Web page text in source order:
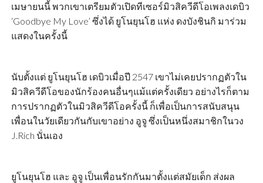
เมษายนนี้ พวกเขาเตรียมตัวเปิดทีเซอร์มิวสิควีดีโอเพลงเดบิว
‘Goodbye My Love’ ซึ่งได้ ยูโนยุนโฮ แห่ง ดงบังชินกิ มาร่วม
แสดงในครั้งนี้
นับตั้งแต่ ยูโนยุนโฮ เดบิวเมื่อปี 2547 เขาไม่เคยปรากฏตัวใน
มิวสิควีดีโอของนักร้องคนอื่นๆแม้แต่ครั้งเดียว อย่างไรก็ตาม
การปรากฏตัวในมิวสิควีดีโอครั้งนี้ ก็เพื่อเป็นการสนับสนุน
เพื่อนในวัยเดียวกันกับเขาอย่าง อูจู ซึ่งเป็นหนึ่งสมาชิกในวง
J.Rich นั่นเอง
ยูโนยุนโฮ และ อูจู เป็นเพื่อนรักกันมาตั้งแต่สมัยเด็ก ส่งผล